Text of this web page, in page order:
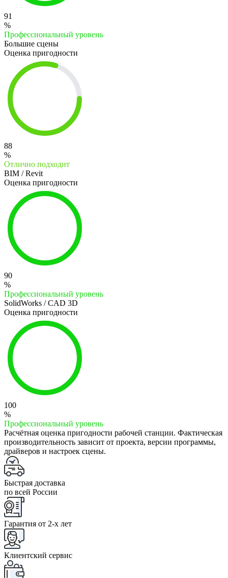
91
%
Профессиональный уровень
Большие сцены
Оценка пригодности
88
%
Отлично подходит
BIM / Revit
Оценка пригодности
90
%
Профессиональный уровень
SolidWorks / CAD 3D
Оценка пригодности
100
%
Профессиональный уровень
Расчётная оценка пригодности рабочей станции. Фактическая
производительность зависит от проекта, версии программы,
драйверов и настроек сцены.
Быстрая доставка
по всей России
Гарантия от 2-x лет
Клиентский сервис